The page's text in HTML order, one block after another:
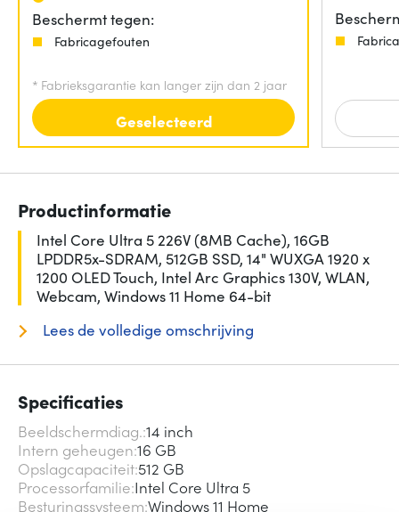
Beschermt tegen:
Fabricagefouten
* Fabrieksgarantie kan langer zijn dan 2 jaar
Geselecteerd
Productinformatie
Intel Core Ultra 5 226V (8MB Cache), 16GB
LPDDR5x-SDRAM, 512GB SSD, 14" WUXGA 1920 x
1200 OLED Touch, Intel Arc Graphics 130V, WLAN,
Webcam, Windows 11 Home 64-bit
Lees de volledige omschrijving
Specificaties
Beeldschermdiag. 14 inch
Intern geheugen 16 GB
Opslagcapaciteit 512 GB
Processorfamilie Intel Core Ultra 5
Besturingssysteem Windows 11 Home